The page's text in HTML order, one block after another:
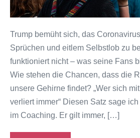
Trump bemüht sich, das
Sprüchen und eitlem Selbstlob zu
funktioniert nicht – was seine Fans
Wie stehen die Chancen, dass die
unsere Gehirne findet? „Wer sich
verliert immer“ Diesen Satz sage
im Coaching. Er gilt immer, […]